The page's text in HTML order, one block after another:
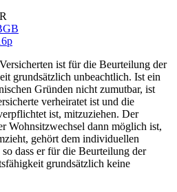
ist für die Beurteilung der
grundsätzlich unbeachtlich. Ist ein
Gründen nicht zumutbar, ist
verheiratet ist und die
ist, mitzuziehen. Der
Wohnsitzwechsel dann möglich ist,
gehört dem individuellen
dass er für die Beurteilung der
grundsätzlich keine